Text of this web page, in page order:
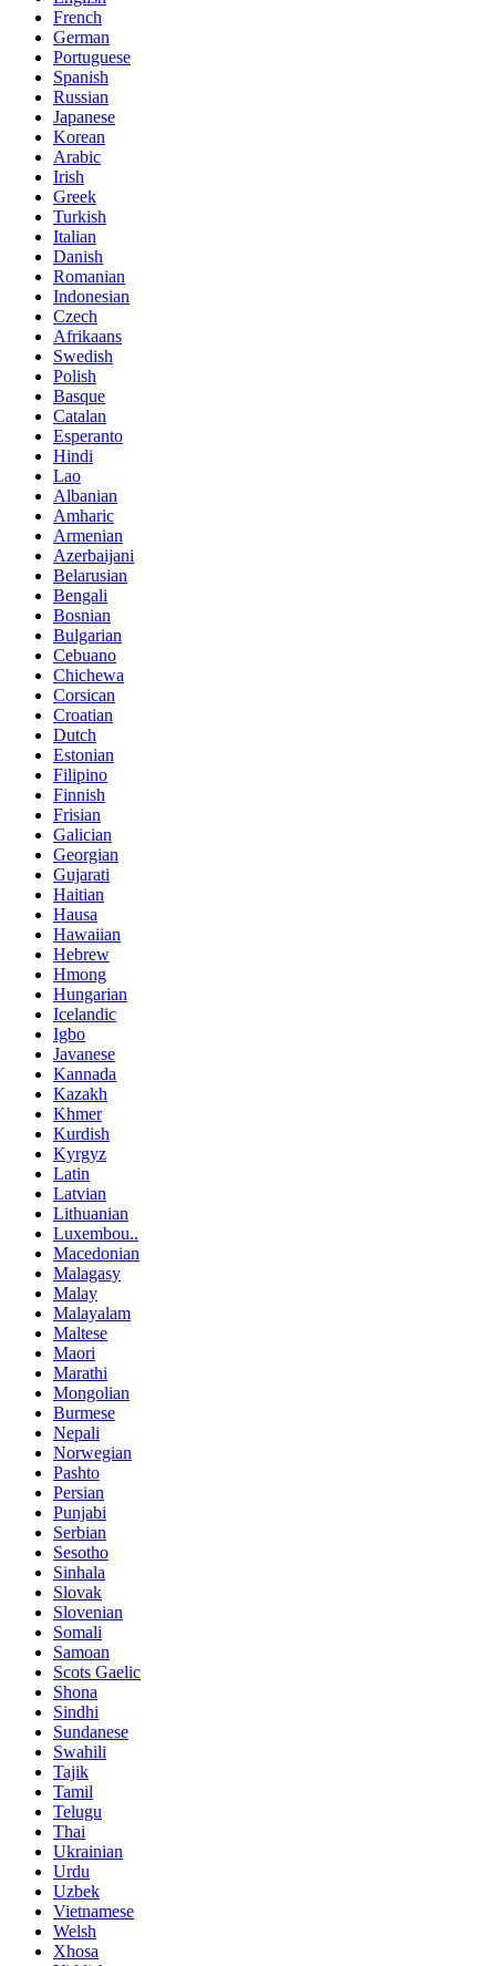
French
German
Portuguese
Spanish
Russian
Japanese
Korean
Arabic
Irish
Greek
Turkish
Italian
Danish
Romanian
Indonesian
Czech
Afrikaans
Swedish
Polish
Basque
Catalan
Esperanto
Hindi
Lao
Albanian
Amharic
Armenian
Azerbaijani
Belarusian
Bengali
Bosnian
Bulgarian
Cebuano
Chichewa
Corsican
Croatian
Dutch
Estonian
Filipino
Finnish
Frisian
Galician
Georgian
Gujarati
Haitian
Hausa
Hawaiian
Hebrew
Hmong
Hungarian
Icelandic
Igbo
Javanese
Kannada
Kazakh
Khmer
Kurdish
Kyrgyz
Latin
Latvian
Lithuanian
Luxembou..
Macedonian
Malagasy
Malay
Malayalam
Maltese
Maori
Marathi
Mongolian
Burmese
Nepali
Norwegian
Pashto
Persian
Punjabi
Serbian
Sesotho
Sinhala
Slovak
Slovenian
Somali
Samoan
Scots Gaelic
Shona
Sindhi
Sundanese
Swahili
Tajik
Tamil
Telugu
Thai
Ukrainian
Urdu
Uzbek
Vietnamese
Welsh
Xhosa